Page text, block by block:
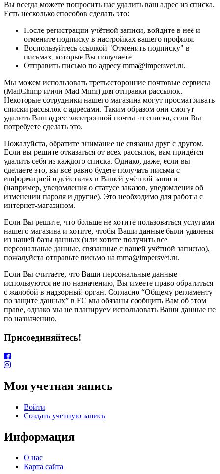
Вы всегда можете попросить нас удалить ваш адрес из списка.
Есть несколько способов сделать это:
После регистрации учётной записи, войдите в неё и
отмените подписку в настройках вашего профиля.
Воспользуйтесь ссылкой "Отменить подписку" в
письмах, которые Вы получаете.
Отправить письмо по адресу mma@impersvet.ru.
Мы можем использовать третьесторонние почтовые сервисы
(MailChimp и/или Mad Mimi) для отправки рассылок.
Некоторые сотрудники нашего магазина могут просматривать
списки рассылок с адресами. Таким образом они смогут
удалить Ваш адрес электронной почты из списка, если Вы
потребуете сделать это.
Пожалуйста, обратите внимание не связаны друг с другом.
Если вы решите отказаться от всех рассылок, вам придётся
удалить себя из каждого списка. Однако, даже, если вы
сделаете это, вы всё равно будете получать письма с
информацией о действиях в Вашей учётной записи
(например, уведомления о статусе заказов, уведомления об
изменении пароля и другие). Это необходимо для работы с
интернет-магазином.
Если Вы решите, что больше не хотите пользоваться услугами
нашего магазина и хотите, чтобы Ваши данные были удалены
из нашей базы данных (или хотите получить все
персональные данные, связанные с вашей учётной записью),
пожалуйста отправьте письмо на mma@impersvet.ru.
Если Вы считаете, что Ваши персональные данные
используются не по назначению, Вы имеете право обратиться
с жалобой в надзорный орган. Согласно “Общему регламенту
по защите данных” в ЕС мы обязаны сообщить Вам об этом
праве, однако мы не планируем использовать Ваши данные не
по назначению.
Присоединяйтесь!
Моя учетная запись
Войти
Создать учетную запись
Информация
О нас
Карта сайта